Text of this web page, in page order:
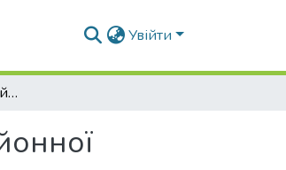
Увійти
Система підтримки прийняття рішень керівництвом районної поліклініки